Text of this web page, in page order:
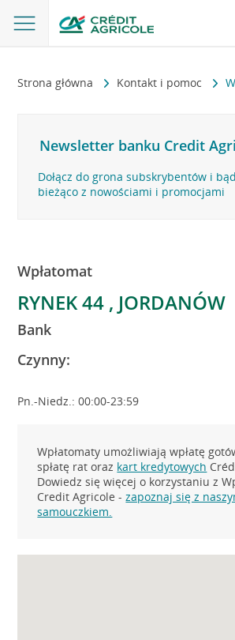
Strona główna Kontakt i pomoc
Newsletter banku Credit
Dołącz do grona subskrybentów i
bieżąco z nowościami i promocjami
Wpłatomat
RYNEK 44 , JORDANÓW
Bank
Czynny:
Pn.-Niedz.: 00:00-23:59
Wpłatomaty umożliwiają wpłatę
spłatę rat oraz kart kredytowych
Dowiedz się więcej o korzystaniu z
Credit Agricole -zapoznaj się z
samouczkiem.